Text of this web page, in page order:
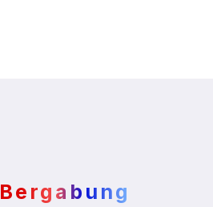
Bergabung